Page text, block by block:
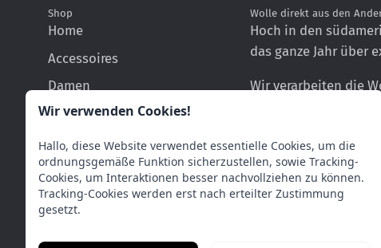
Shop
Home
Accessoires
Damen
Herren
Wolle
Socken
Kuscheltiere
Wolle direkt aus den
Hoch in den
das ganze Jahr über
Wir verarbeiten die
Produzenten in
Wir verwenden Cookies!
Hallo, diese Website verwendet essentielle Cookies, um die
ordnungsgemäße Funktion sicherzustellen, sowie Tracking-
Cookies, um Interaktionen besser nachvollziehen zu können.
Tracking-Cookies werden erst nach erteilter Zustimmung
gesetzt.